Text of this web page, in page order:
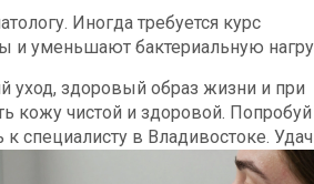
Иногда требуется курс
и уменьшают бактериальную
уход, здоровый образ жизни и при
чистой и здоровой. Попробуй
к специалисту в Владивостоке.